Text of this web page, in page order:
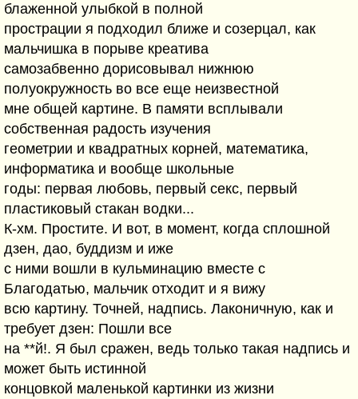
блаженной улыбкой в полной
прострации я подходил ближе и созерцал, как
мальчишка в порыве креатива
самозабвенно дорисовывал нижнюю
полуокружность во все еще неизвестной
мне общей картине. В памяти всплывали
собственная радость изучения
геометрии и квадратных корней, математика,
информатика и вообще школьные
годы: первая любовь, первый секс, первый
пластиковый стакан водки...
К-хм. Простите. И вот, в момент, когда сплошной
дзен, дао, буддизм и иже
с ними вошли в кульминацию вместе с
Благодатью, мальчик отходит и я вижу
всю картину. Точней, надпись. Лаконичную, как и
требует дзен: Пошли все
на **й!. Я был сражен, ведь только такая надпись и
может быть истинной
концовкой маленькой картинки из жизни